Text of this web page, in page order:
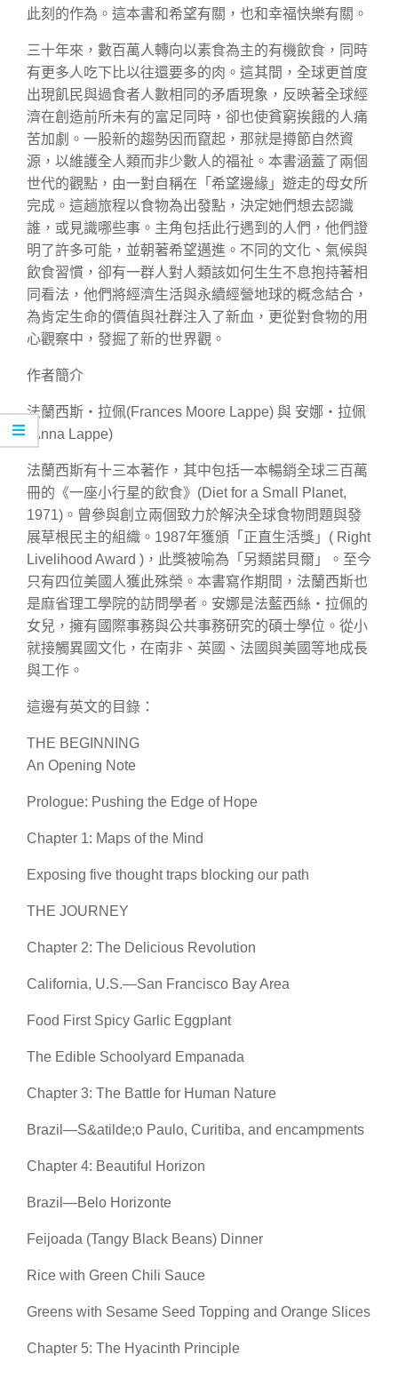
此刻的作為。這本書和希望有關，也和幸福快樂有關。
三十年來，數百萬人轉向以素食為主的有機飲食，同時
有更多人吃下比以往還要多的肉。這其間，全球更首度
出現飢民與過食者人數相同的矛盾現象，反映著全球經
濟在創造前所未有的富足同時，卻也使貧窮挨餓的人痛
苦加劇。一股新的趨勢因而竄起，那就是撙節自然資
源，以維護全人類而非少數人的福祉。本書涵蓋了兩個
世代的觀點，由一對自稱在「希望邊緣」遊走的母女所
完成。這趟旅程以食物為出發點，決定她們想去認識
誰，或見識哪些事。主角包括此行遇到的人們，他們證
明了許多可能，並朝著希望邁進。不同的文化、氣候與
飲食習慣，卻有一群人對人類該如何生生不息抱持著相
同看法，他們將經濟生活與永續經營地球的概念結合，
為肯定生命的價值與社群注入了新血，更從對食物的用
心觀察中，發掘了新的世界觀。
作者簡介
法蘭西斯‧拉佩(Frances Moore Lappe) 與 安娜‧拉佩
(Anna Lappe)
法蘭西斯有十三本著作，其中包括一本暢銷全球三百萬
冊的《一座小行星的飲食》(Diet for a Small Planet,
1971)。曾參與創立兩個致力於解決全球食物問題與發
展草根民主的組織。1987年獲頒「正直生活獎」( Right
Livelihood Award )，此獎被喻為「另類諾貝爾」。至今
只有四位美國人獲此殊榮。本書寫作期間，法蘭西斯也
是麻省理工學院的訪問學者。安娜是法藍西絲‧拉佩的
女兒，擁有國際事務與公共事務研究的碩士學位。從小
就接觸異國文化，在南非、英國、法國與美國等地成長
與工作。
這邊有英文的目錄：
THE BEGINNING
An Opening Note
Prologue: Pushing the Edge of Hope
Chapter 1: Maps of the Mind
Exposing five thought traps blocking our path
THE JOURNEY
Chapter 2: The Delicious Revolution
California, U.S.—San Francisco Bay Area
Food First Spicy Garlic Eggplant
The Edible Schoolyard Empanada
Chapter 3: The Battle for Human Nature
Brazil—S&atilde;o Paulo, Curitiba, and encampments
Chapter 4: Beautiful Horizon
Brazil—Belo Horizonte
Feijoada (Tangy Black Beans) Dinner
Rice with Green Chili Sauce
Greens with Sesame Seed Topping and Orange Slices
Chapter 5: The Hyacinth Principle